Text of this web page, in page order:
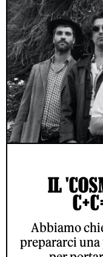
IL
Abbiamo
prepararci